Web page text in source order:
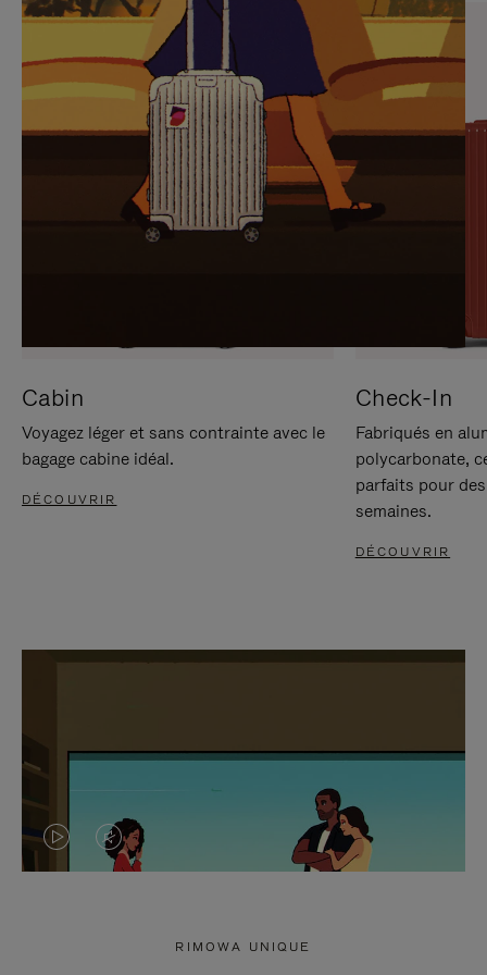
SUR
POUR
METTRE
PAUSE
VEUILLEZ
CLIQUER
POUR
RÉACTIVER
LE
SON
Cabin
Voyagez léger et sans contrainte avec le
bagage cabine idéal.
DÉCOUVRIR
Check-In
Fabriqués en
polycarbonate,
parfaits pour
semaines.
DÉCOUVRIR
LA LE
RIMOWA UNIQUE